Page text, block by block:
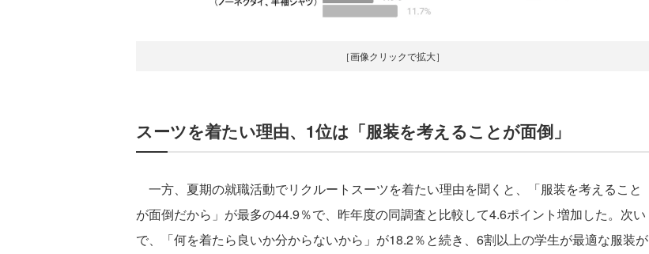
［画像クリックで拡大］
スーツを着たい理由、1位は「服装を考えることが面倒」
一方、夏期の就職活動でリクルートスーツを着たい理由を聞くと、「服装を考えること
が面倒だから」が最多の44.9％で、昨年度の同調査と比較して4.6ポイント増加した。次い
で、「何を着たら良いか分からないから」が18.2％と続き、6割以上の学生が最適な服装が